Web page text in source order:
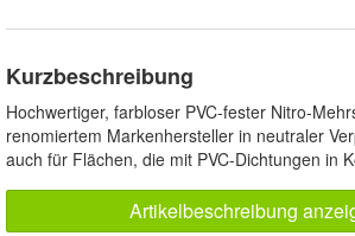
Kurzbeschreibung
Hochwertiger, farbloser PVC-fester Nitro-
renomiertem Markenhersteller in neutraler
auch für Flächen, die mit PVC-Dichtungen in
Artikelbeschreibung